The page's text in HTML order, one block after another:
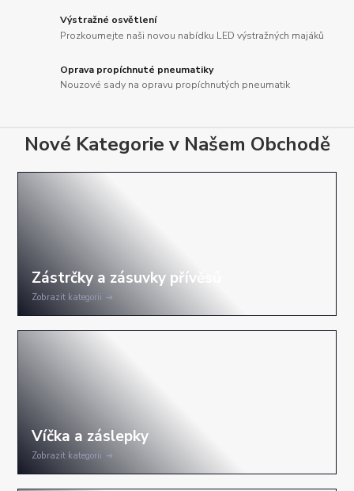
Výstražné osvětlení
Prozkoumejte naši novou nabídku LED výstražných majáků
Oprava propíchnuté pneumatiky
Nouzové sady na opravu propíchnutých pneumatik
Nové Kategorie v Našem Obchodě
Zobrazit kategorii
Zobrazit kategorii